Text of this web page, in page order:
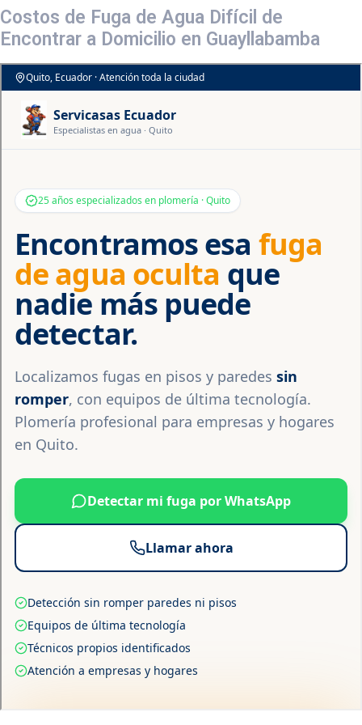
Costos de Fuga de Agua Difícil de
Encontrar a Domicilio en Guayllabamba